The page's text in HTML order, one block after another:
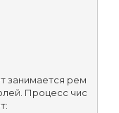
занимается рем
Процесс чис